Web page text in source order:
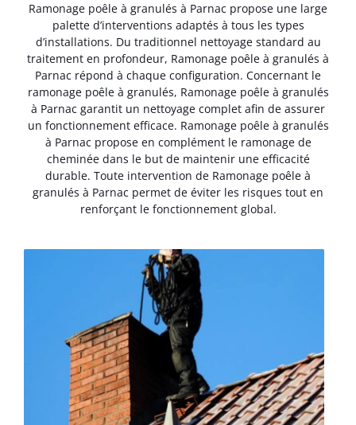
Ramonage poêle à granulés à Parnac propose une large
palette d’interventions adaptés à tous les types
d’installations. Du traditionnel nettoyage standard au
traitement en profondeur, Ramonage poêle à granulés à
Parnac répond à chaque configuration. Concernant le
ramonage poêle à granulés, Ramonage poêle à granulés
à Parnac garantit un nettoyage complet afin de assurer
un fonctionnement efficace. Ramonage poêle à granulés
à Parnac propose en complément le ramonage de
cheminée dans le but de maintenir une efficacité
durable. Toute intervention de Ramonage poêle à
granulés à Parnac permet de éviter les risques tout en
renforçant le fonctionnement global.